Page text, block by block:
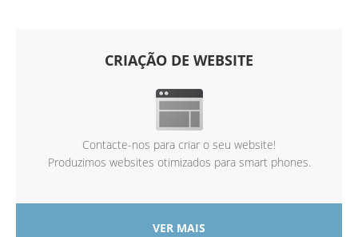
CRIAÇÃO DE WEBSITE
Contacte-nos para criar o seu website!
Produzimos websites otimizados para smart phones.
VER MAIS